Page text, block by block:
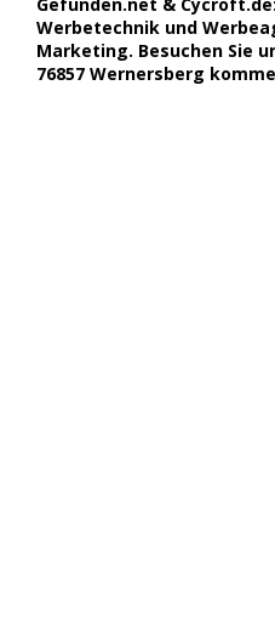
Werbetechnik und
Marketing. Besuchen Sie
76857 Wernersberg